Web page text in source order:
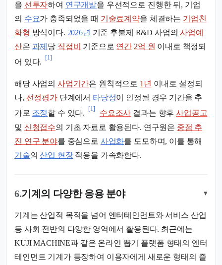
을 선투자하여 연구개발을 우선적으로 진행한 뒤, 기업
의 수요가 충족되었을 때 기술료계약을 체결하는 기업친
화형 방식이다. 2026년 기준 후불제 R&D 사업의사업예
산은 과제 당 직접비 기준으로 연간 2억 원 이내로 책정되
어 있다.
[1]
해당 사업의 사업기간은 원칙적으로 1년 이내로 설정되
나, 선정평가단계에서 타당성이 인정될 경우 기간을 추
가로 조정할 수 있다.
[1]
수요조사 결과는 향후사업공고
및 신청접수의 기초 자료로 활용된다. 연구원은 중점 추
진 연구 분야를 중심으로 사업화를 도모하며, 이를 통해
기술의산업 현장적용을 가속화한다.
6.기계의 다양한 응용 분야 ▾
기계는 산업적 목적을 넘어 엔터테인먼트와 서비스 산업
등 사회 전반의 다양한 영역에서 활용된다. 최근에는
KUJI MACHINE과 같은 온라인 뽑기 플랫폼 형태의 엔터
테인먼트 기계가 등장하여 이용자에게 새로운 형태의 즐